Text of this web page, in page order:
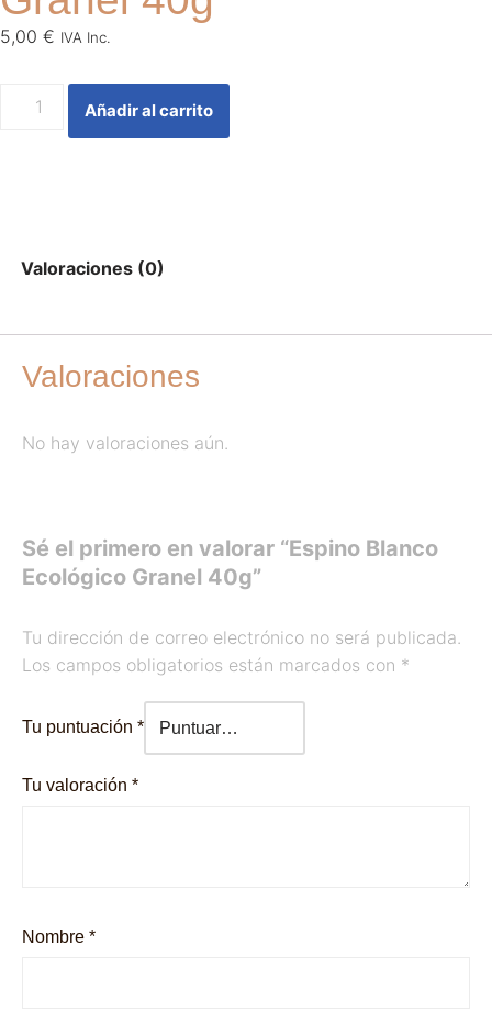
5,00 € IVA Inc.
Añadir al carrito
Valoraciones (0)
Valoraciones
No hay valoraciones aún.
Sé el primero en valorar “Espino Blanco
Ecológico Granel 40g”
Tu dirección de correo electrónico no será publicada.
Los campos obligatorios están marcados con *
Tu puntuación *
Tu valoración *
Nombre *